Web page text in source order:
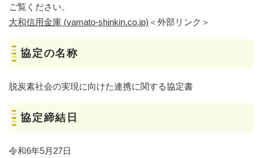
ご覧ください。
大和信用金庫 (yamato-shinkin.co.jp) ＜外部リンク＞
協定の名称
脱炭素社会の実現に向けた連携に関する協定書
協定締結日
令和6年5月27日